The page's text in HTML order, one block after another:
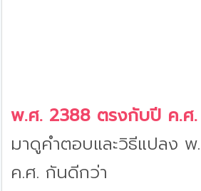
พ.ศ. 2388 ตรงกับปี ค.ศ.
มาดูคำตอบและวิธีแปลง
ค.ศ. กันดีกว่า